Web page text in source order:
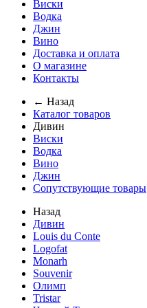
Виски
Водка
Джин
Вино
Доставка и оплата
О магазине
Контакты
← Назад
Каталог товаров
Дивин
Виски
Водка
Вино
Джин
Сопутствующие товары
Назад
Дивин
Louis du Conte
Logofat
Monarh
Souvenir
Олимп
Tristar